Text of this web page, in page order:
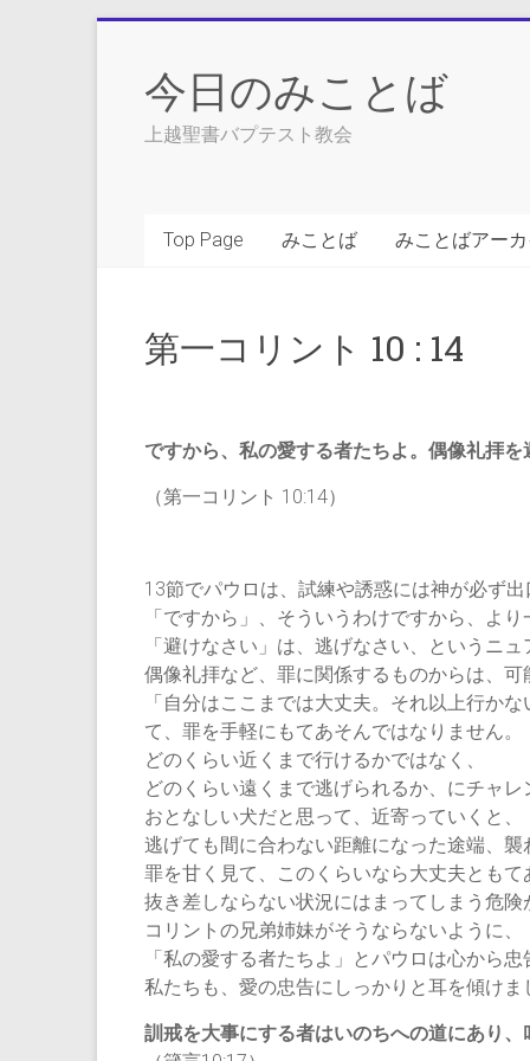
content今日のみことば
上越聖書バプテスト教会
Top Page みことば みことばアーカ
第一コリント 10 : 14
ですから、私の愛する者たちよ。偶像礼拝を
（第一コリント 10:14）
13節でパウロは、試練や誘惑には神が必ず
「ですから」、そういうわけですから、よ
「避けなさい」は、逃げなさい、というニュ
偶像礼拝など、罪に関係するものからは、可
「自分はここまでは大丈夫。それ以上行か
て、罪を手軽にもてあそんではなりません。
どのくらい近くまで行けるかではなく、
どのくらい遠くまで逃げられるか、にチャレ
おとなしい犬だと思って、近寄っていくと、
逃げても間に合わない距離になった途端、襲
罪を甘く見て、このくらいなら大丈夫ともて
抜き差しならない状況にはまってしまう危険
コリントの兄弟姉妹がそうならないように、
「私の愛する者たちよ」とパウロは心から忠
私たちも、愛の忠告にしっかりと耳を傾けま
訓戒を大事にする者はいのちへの道にあり、